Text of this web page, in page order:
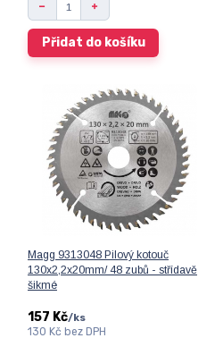
Přidat do košíku
Magg 9313048 Pilový kotouč
130x2,2x20mm/ 48 zubů - střídavě
šikmé
157 Kč/ks
130 Kč bez DPH